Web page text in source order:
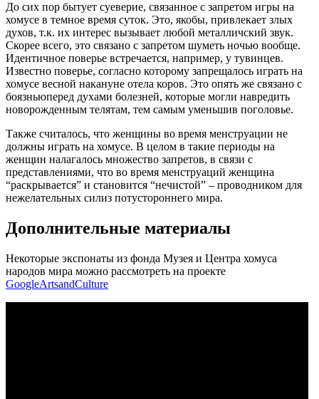
До сих пор бытует суеверие, связанное с запретом игры на
хомусе в темное время суток. Это, якобы, привлекает злых
духов, т.к. их интерес вызывает любой металличский звук.
Скорее всего, это связано с запретом шуметь ночью вообще.
Идентичное поверье встречается, например, у тувинцев.
Известно поверье, согласно которому запрещалось играть на
хомусе весной накануне отела коров. Это опять же связано с
боязньюперед духами болезней, которые могли навредить
новорожденным телятам, тем самым уменьшив поголовье.
Также считалось, что женщины во время менструации не
должны играть на хомусе. В целом в такие периоды на
женщин налагалось множество запретов, в связи с
представлениями, что во время менструаций женщина
“раскрывается” и становится “нечистой” – проводником для
нежелательных силиз потустороннего мира.
Дополнительные материалы
Некоторые экспонаты из фонда Музея и Центра хомуса
народов мира можно рассмотреть на проекте
GoogleArtsandCulture